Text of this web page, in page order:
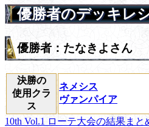
優勝者のデッキレ
優勝者：たなきよさん
決勝の
使用クラ
ス
ネメシス
ヴァンパイア
10th Vol.1 ローテ大会の結果まと